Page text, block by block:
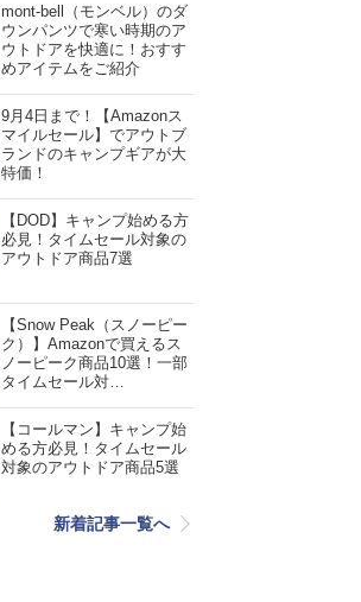
mont-bell（モンベル）のダ
ウンパンツで寒い時期のア
ウトドアを快適に！おすす
めアイテムをご紹介
9月4日まで！【Amazonス
マイルセール】でアウトブ
ランドのキャンプギアが大
特価！
【DOD】キャンプ始める方
必見！タイムセール対象の
アウトドア商品7選
【Snow Peak（スノーピー
ク）】Amazonで買えるス
ノーピーク商品10選！一部
タイムセール対…
【コールマン】キャンプ始
める方必見！タイムセール
対象のアウトドア商品5選
新着記事一覧へ